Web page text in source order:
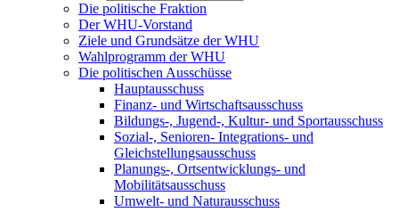
Die politische Fraktion
Der WHU-Vorstand
Ziele und Grundsätze der WHU
Wahlprogramm der WHU
Die politischen Ausschüsse
Hauptausschuss
Finanz- und Wirtschaftsausschuss
Bildungs-, Jugend-, Kultur- und Sportausschuss
Sozial-, Senioren- Integrations- und
Gleichstellungsausschuss
Planungs-, Ortsentwicklungs- und
Mobilitätsausschuss
Umwelt- und Naturausschuss